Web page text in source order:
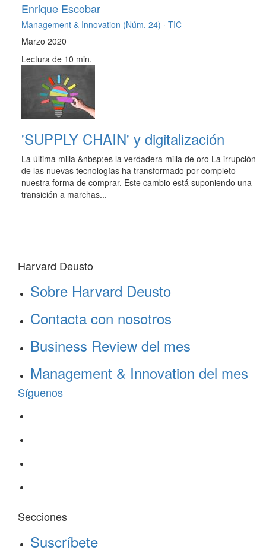
Enrique Escobar
Management & Innovation (Núm. 24) · TIC
Marzo 2020
Lectura de 10 min.
'SUPPLY CHAIN' y digitalización
La última milla &nbsp;es la verdadera milla de oro La irrupción
de las nuevas tecnologías ha transformado por completo
nuestra forma de comprar. Este cambio está suponiendo una
transición a marchas...
Harvard Deusto
Sobre Harvard Deusto
Contacta con nosotros
Business Review del mes
Management & Innovation del mes
Síguenos
Secciones
Suscríbete